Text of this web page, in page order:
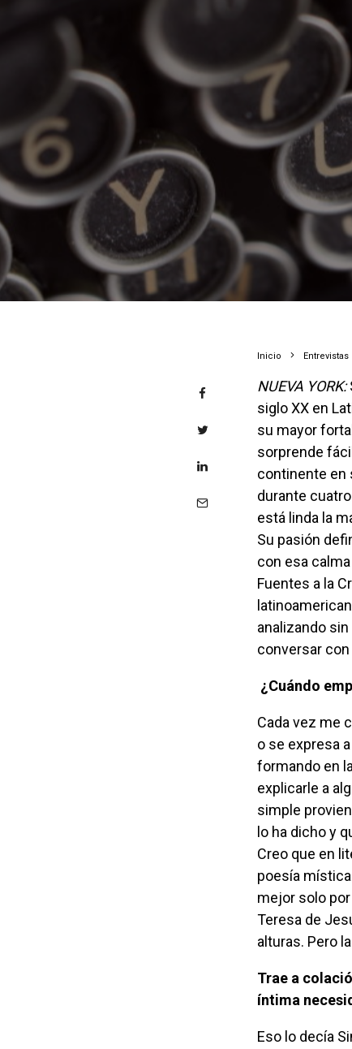
Inicio Entrevistas
NUEVA YORK:
siglo XX en
su mayor
sorprende
continente en
durante
está linda la
Su pasión
con esa
Fuentes a la
analizando
conversar
¿Cuándo
Cada vez me convenzo más de que esto es un don, que se convierte en necesidad
o se expresa
formando en
explicarle a
simple
lo ha dicho y
Creo que en
poesía
mejor solo
Teresa de
alturas. Pero
Trae a colación la idea de que: “solo se debe escribir cuando se siente esa
íntima
Eso lo decía Singer, el acto de la escritura es una imprescindible necesidad de